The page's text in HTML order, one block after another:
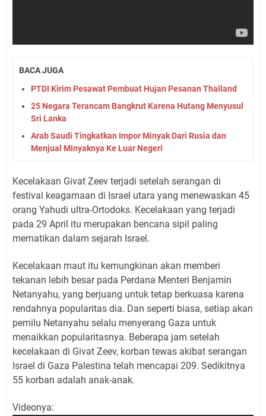
BACA JUGA
PTDI Kirim Pesawat Pembuat Hujan Pesanan Thailand
25 Negara Terancam Bangkrut Karena Hutang Menyusul
Sri Lanka
Arab Saudi Tingkatkan Impor Minyak Dari Rusia dan
Menjual Minyaknya Ke Luar Negeri
Kecelakaan Givat Zeev terjadi setelah serangan di
festival keagamaan di Israel utara yang menewaskan 45
orang Yahudi ultra-Ortodoks. Kecelakaan yang terjadi
pada 29 April itu merupakan bencana sipil paling
mematikan dalam sejarah Israel.
Kecelakaan maut itu kemungkinan akan memberi
tekanan lebih besar pada Perdana Menteri Benjamin
Netanyahu, yang berjuang untuk tetap berkuasa karena
rendahnya popularitas dia. Dan seperti biasa, setiap akan
pemilu Netanyahu selalu menyerang Gaza untuk
menaikkan popularitasnya. Beberapa jam setelah
kecelakaan di Givat Zeev, korban tewas akibat serangan
Israel di Gaza Palestina telah mencapai 209. Sedikitnya
55 korban adalah anak-anak.
Videonya: